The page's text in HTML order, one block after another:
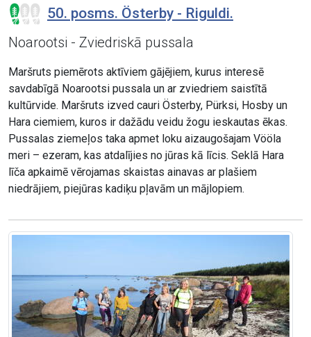
50. posms. Österby - Riguldi.
Noarootsi - Zviedriskā pussala
Maršruts piemērots aktīviem gājējiem, kurus interesē
savdabīgā Noarootsi pussala un ar zviedriem saistītā
kultūrvide. Maršruts izved cauri Österby, Pürksi, Hosby un
Hara ciemiem, kuros ir dažādu veidu žogu ieskautas ēkas.
Pussalas ziemeļos taka apmet loku aizaugošajam Vööla
meri – ezeram, kas atdalījies no jūras kā līcis. Seklā Hara
līča apkaimē vērojamas skaistas ainavas ar plašiem
niedrājiem, piejūras kadiķu pļavām un mājlopiem.